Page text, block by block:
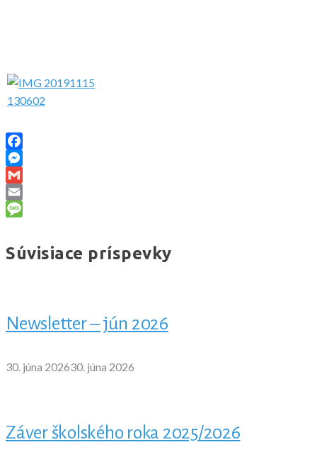
Facebook
Messenger
Gmail
Email
Súvisiace príspevky
Newsletter – jún 2026
30. júna 202630. júna 2026
Záver školského roka 2025/2026